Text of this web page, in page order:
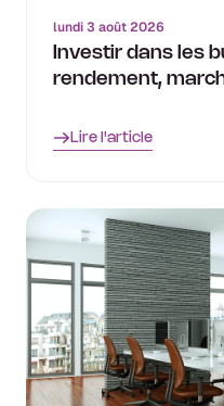
lundi 3 août 2026
Investir dans les
rendement,
Lire l'article